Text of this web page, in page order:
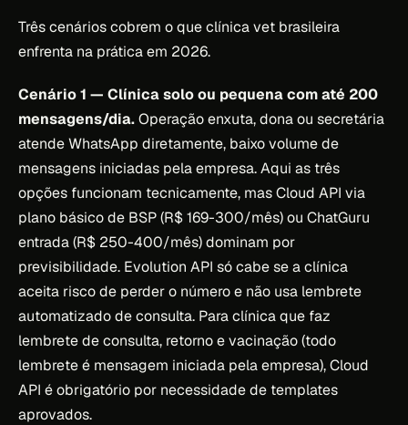
Três cenários cobrem o que clínica vet brasileira
enfrenta na prática em 2026.
Cenário 1 — Clínica solo ou pequena com até 200
mensagens/dia.Operação enxuta, dona ou secretária
atende WhatsApp diretamente, baixo volume de
mensagens iniciadas pela empresa. Aqui as três
opções funcionam tecnicamente, mas Cloud API via
plano básico de BSP (R$ 169-300/mês) ou ChatGuru
entrada (R$ 250-400/mês) dominam por
previsibilidade. Evolution API só cabe se a clínica
aceita risco de perder o número e não usa lembrete
automatizado de consulta. Para clínica que faz
lembrete de consulta, retorno e vacinação (todo
lembrete é mensagem iniciada pela empresa), Cloud
API é obrigatório por necessidade de templates
aprovados.